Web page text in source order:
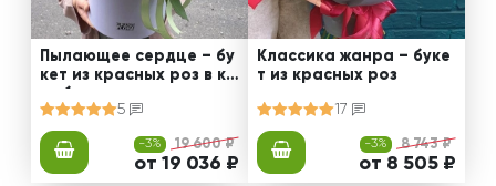
Пылающее сердце – бу
кет из красных роз в ко
робке
5
-3% 19 600 ₽
от 19 036 ₽
Классика жанра – буке
т из красных роз
17
-3% 8 743 ₽
от 8 505 ₽